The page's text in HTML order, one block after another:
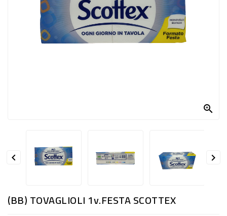
DOLCIARIO
PRODOTTI
INFANZIA
PASTA,
E

 
(BB) TOVAGLIOLI 1v.FESTA SCOTTEX